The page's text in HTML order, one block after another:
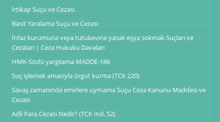
İrtikap Suçu ve Cezası
Basit Yaralama Suçu ve Cezası
İnfaz kurumuna veya tutukevine yasak eşya sokmak Suçları ve
Cezaları | Ceza Hukuku Davaları
HMK-Sözlü yargılama MADDE-186
Suç işlemek amacıyla örgüt kurma (TCK 220)
Savaş zamanında emirlere uymama Suçu Ceza Kanunu Maddesi ve
Cezası
Adli Para Cezası Nedir? (TCK md. 52)